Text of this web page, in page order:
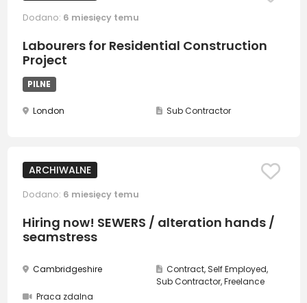
Dodano: 6 miesięcy temu
Labourers for Residential Construction
Project
PILNE
London Sub Contractor
ARCHIWALNE
Dodano: 6 miesięcy temu
Hiring now! SEWERS / alteration hands /
seamstress
Cambridgeshire
Contract, Self Employed,
Sub Contractor, Freelance
Praca zdalna